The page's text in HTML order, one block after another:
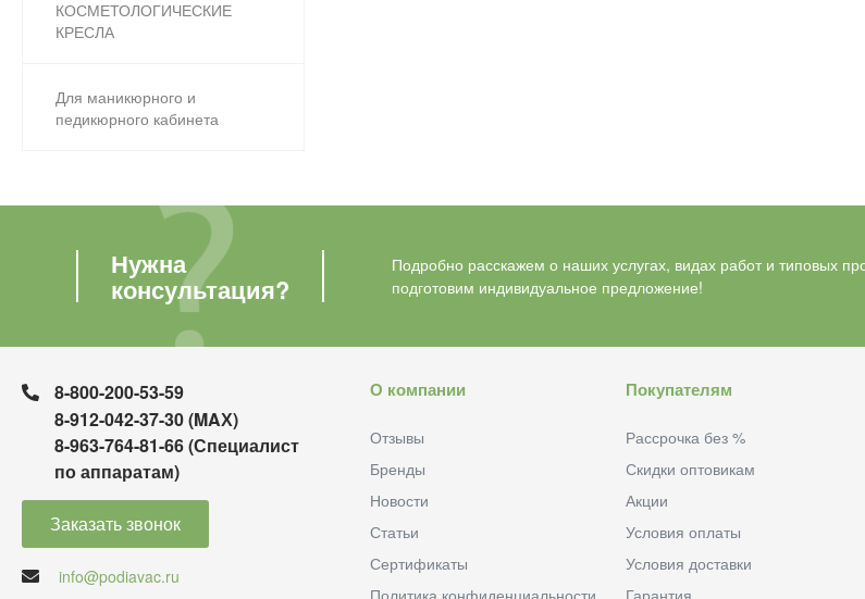
КОСМЕТОЛОГИЧЕСКИЕ
КРЕСЛА
Для маникюрного и
педикюрного кабинета
Нужна
консультация?
Подробно расскажем о наших услугах, видах работ и типовых
подготовим индивидуальное предложение!
8-800-200-53-59
8-912-042-37-30 (MAХ)
8-963-764-81-66 (Специалист
по аппаратам)
Заказать звонок
info@podiavac.ru
О компании
Отзывы
Бренды
Новости
Статьи
Сертификаты
Покупателям
Рассрочка без %
Скидки оптовикам
Акции
Условия оплаты
Условия доставки